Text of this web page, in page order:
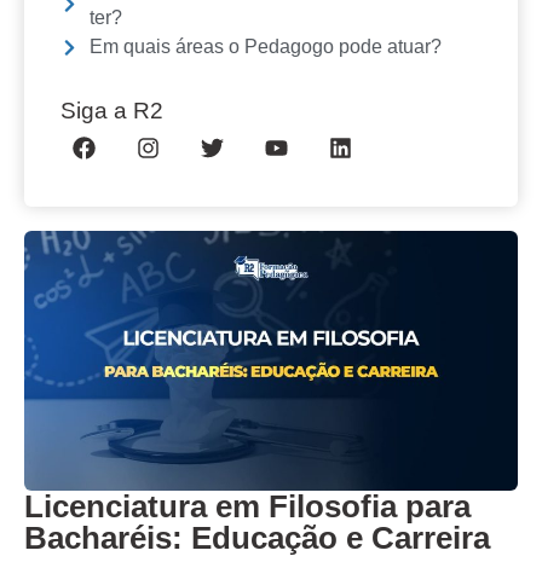
ter?
Em quais áreas o Pedagogo pode atuar?
Siga a R2
Licenciatura em Filosofia para
Bacharéis: Educação e Carreira